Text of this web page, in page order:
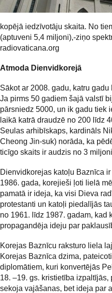
kopējā iedzīvotāju skaita. No
(aptuveni 5,4 miljoni),-ziņo
radiovaticana.org
Atmoda Dienvidkorejā
Sākot ar 2008. gadu, katru
Ja pirms 50 gadiem šajā valstī
pārsniedz 5000, un ik gadu tiek
laikā katrā draudzē no 200 līdz
Seulas arhibīskaps, kardināls
Cheong Jin-suk) norāda, ka
ticīgo skaits ir audzis no 3
Dienvidkorejas katoļu Baznīca
1986. gada, korejieši ļoti lielā
pamatā ir ideja, ka visi Dieva
protestanti un katoļi piedalījās
no 1961. līdz 1987. gadam, kad
propagandēja ideju par
Korejas Baznīcu raksturo liela
Korejas Baznīca dzima,
diplomātiem, kuri konvertējās
18. –19. gs. kristietība
sekoja vajāšanas, bet ideja par